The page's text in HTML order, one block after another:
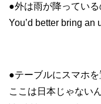
●外は雨が降っている
You’d better bring an
●テーブルにスマホを
ここは日本じゃない